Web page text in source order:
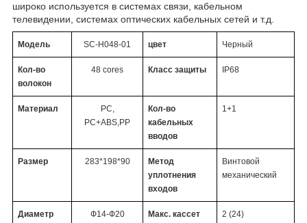
широко используется в системах связи, кабельном
телевидении, системах оптических кабельных сетей и т.д.
Модель SC-H048-01 цвет Черный
Кол-во
волокон
48 cores Класс защиты IP68
Материал
PC,
PC+ABS,PP
Кол-во
кабельных
вводов
1+1
Размер 283*198*90
Метод
уплотнения
входов
Винтовой
механический
Диаметр
Ф14-Ф20 Макс. кассет 2 (24)